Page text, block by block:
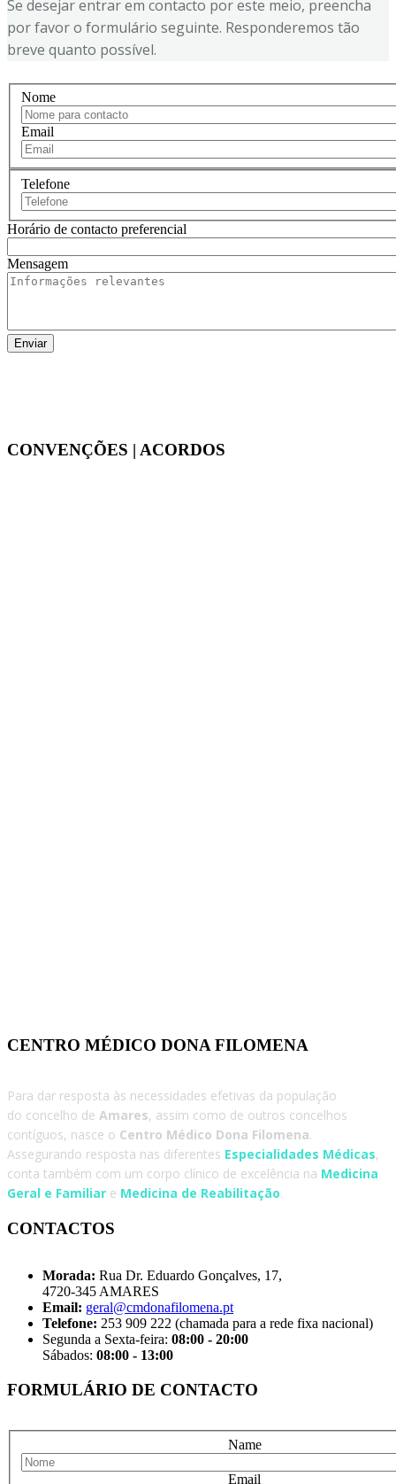
Se desejar entrar em contacto por este meio, preencha
por favor o formulário seguinte. Responderemos tão
breve quanto possível.
Nome
Email
Telefone
Horário de contacto preferencial
Mensagem
CONVENÇÕES | ACORDOS
CENTRO MÉDICO DONA FILOMENA
Para dar resposta às necessidades efetivas da população
do concelho de Amares, assim como de outros concelhos
contíguos, nasce o Centro Médico Dona Filomena.
Assegurando resposta nas diferentes Especialidades Médicas,
conta também com um corpo clínico de excelência na Medicina
Geral e Familiar e Medicina de Reabilitação.
CONTACTOS
Morada: Rua Dr. Eduardo Gonçalves, 17,
4720-345 AMARES
Email: geral@cmdonafilomena.pt
Telefone: 253 909 222 (chamada para a rede fixa nacional)
Segunda a Sexta-feira: 08:00 - 20:00
Sábados: 08:00 - 13:00
FORMULÁRIO DE CONTACTO
Name
Email